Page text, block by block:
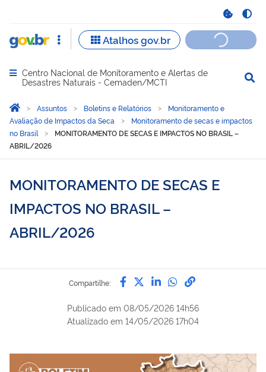
Abrir menu principal de navegação
Centro Nacional de Monitoramento e Alertas de
Desastres Naturais - Cemaden/MCTI
Você está aqui:
Página Inicial
Assuntos Boletins e Relatórios
Monitoramento e
Avaliação de Impactos da Seca
Monitoramento de secas e impactos
no Brasil
MONITORAMENTO DE SECAS E IMPACTOS NO BRASIL –
ABRIL/2026
MONITORAMENTO DE SECAS E
IMPACTOS NO BRASIL –
ABRIL/2026
Compartilhe: Compartilhe por Facebook
Compartilhe por Twitter
Compartilhe por
Compartilhe
link para
Publicado em 08/05/2026 14h56
Atualizado em 14/05/2026 17h04